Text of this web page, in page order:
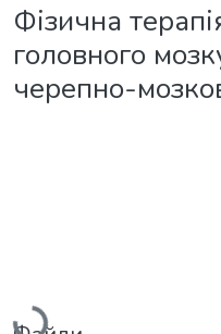
Фізична
головного
черепно-
Вантажиться...